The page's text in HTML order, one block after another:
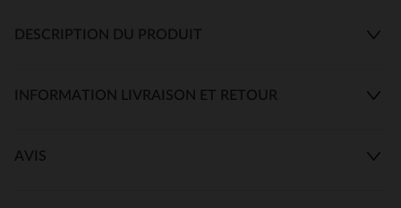
DESCRIPTION DU PRODUIT
INFORMATION LIVRAISON ET RETOUR
AVIS